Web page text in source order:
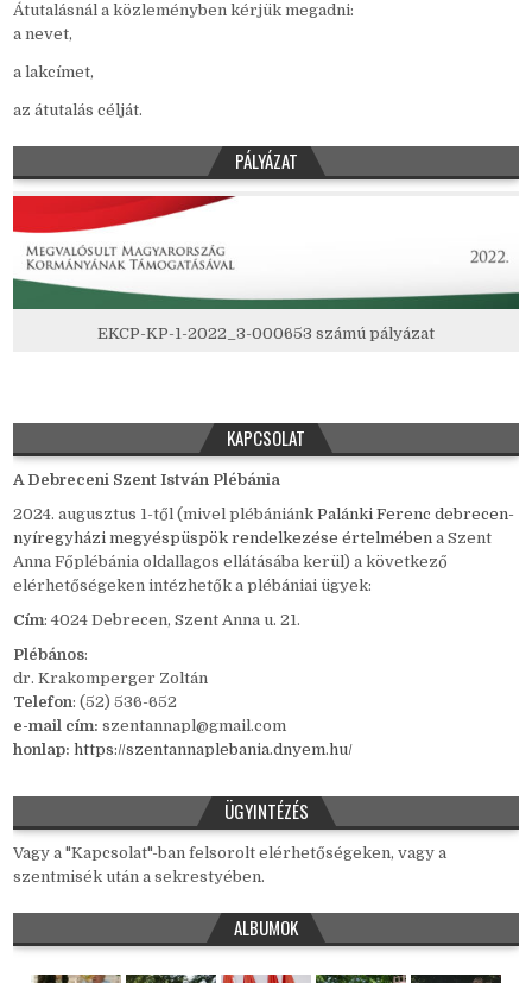
Átutalásnál a közleményben kérjük megadni:
a nevet,
a lakcímet,
az átutalás célját.
PÁLYÁZAT
EKCP-KP-1-2022_3-000653 számú pályázat
KAPCSOLAT
A Debreceni Szent István Plébánia
2024. augusztus 1-től (mivel plébániánkPalánki Ferenc debrecen-
nyíregyházi megyéspüspök rendelkezése értelmében a Szent
Anna Főplébánia oldallagos ellátásába kerül) a következő
elérhetőségeken intézhetők a plébániai ügyek:
Cím: 4024 Debrecen, Szent Anna u. 21.
Plébános:
dr. Krakomperger Zoltán
Telefon: (52) 536-652
e-mail cím: szentannapl@gmail.com
honlap:https://szentannaplebania.dnyem.hu/
ÜGYINTÉZÉS
Vagy a "Kapcsolat"-ban felsorolt elérhetőségeken, vagy a
szentmisék után a sekrestyében.
ALBUMOK